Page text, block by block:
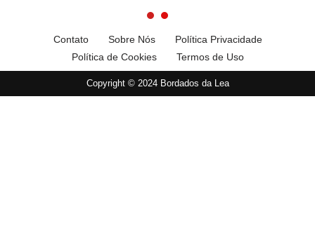
Contato Sobre Nós
Política Privacidade
Política de Cookies
Termos de Uso
Copyright © 2024 Bordados da Lea